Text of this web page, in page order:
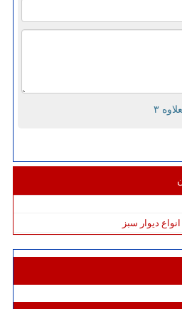
دیوار سبز